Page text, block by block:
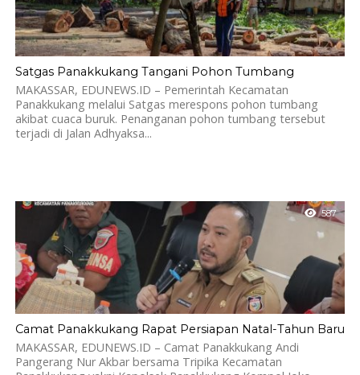
Satgas Panakkukang Tangani Pohon Tumbang
MAKASSAR, EDUNEWS.ID – Pemerintah Kecamatan
Panakkukang melalui Satgas merespons pohon tumbang
akibat cuaca buruk. Penanganan pohon tumbang tersebut
terjadi di Jalan Adhyaksa...
587
Camat Panakkukang Rapat Persiapan Natal-Tahun Baru
MAKASSAR, EDUNEWS.ID – Camat Panakkukang Andi
Pangerang Nur Akbar bersama Tripika Kecamatan